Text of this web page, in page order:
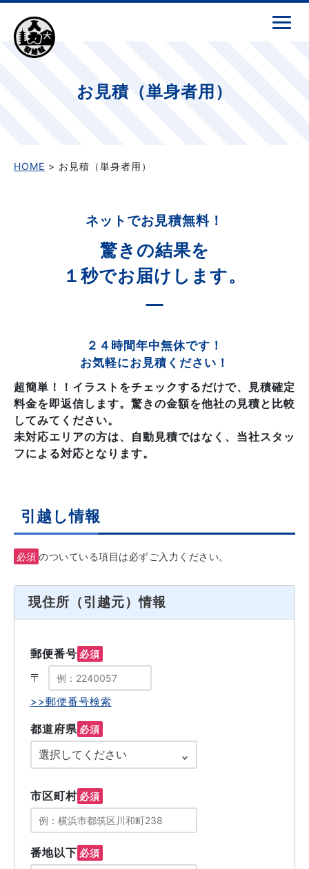
お見積（単身者用）
HOME > お見積（単身者用）
ネットでお見積無料！
驚きの結果を
１秒でお届けします。
２４時間年中無休です！
お気軽にお見積ください！
超簡単！！イラストをチェックするだけで、見積確定
料金を即返信します。驚きの金額を他社の見積と比較
してみてください。
未対応エリアの方は、自動見積ではなく、当社スタッ
フによる対応となります。
引越し情報
必須 のついている項目は必ずご入力ください。
現住所（引越元）情報
郵便番号 必須
〒
>>郵便番号検索
都道府県 必須
市区町村 必須
番地以下 必須